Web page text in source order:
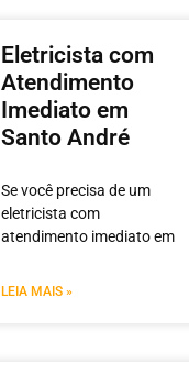
Eletricista com
Atendimento
Imediato em
Santo André
Se você precisa de um
eletricista com
atendimento imediato em
LEIA MAIS »